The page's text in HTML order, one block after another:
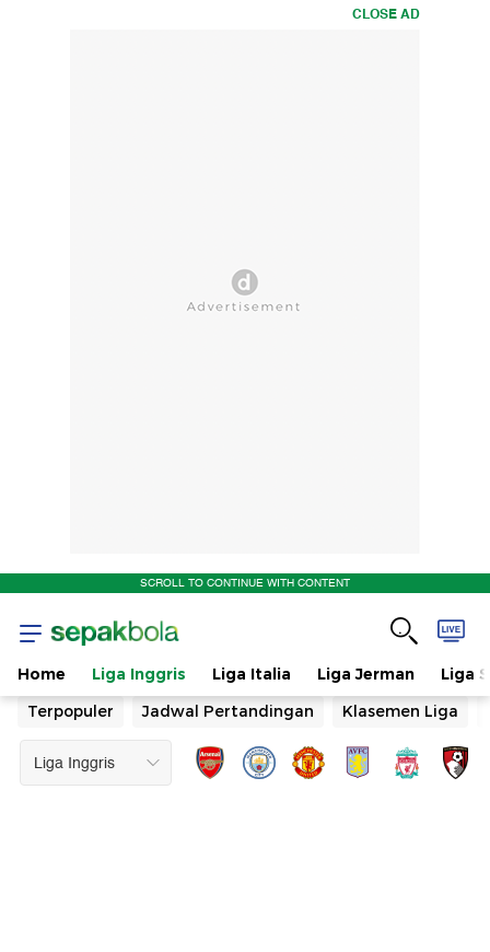
CLOSE AD
SCROLL TO CONTINUE WITH CONTENT
Home Liga Inggris Liga Italia Liga Jerman
Liga
Terpopuler
Jadwal Pertandingan Klasemen Liga